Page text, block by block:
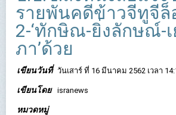
รายพันคดีข้าวจีทูจีล็
2-‘ทักษิณ-ยิ่งลักษณ์-เ
ภา’ด้วย
เขียนวันที่ วันเสาร์ ที่ 16 มีนาคม 2562 เวลา
เขียนโดย isranews
หมวดหมู่